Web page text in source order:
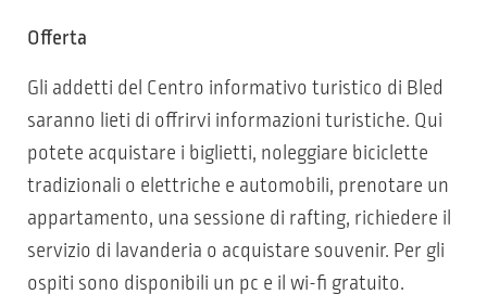
Offerta
Gli addetti del Centro informativo turistico di Bled
saranno lieti di offrirvi informazioni turistiche. Qui
potete acquistare i biglietti, noleggiare biciclette
tradizionali o elettriche e automobili, prenotare un
appartamento, una sessione di rafting, richiedere il
servizio di lavanderia o acquistare souvenir. Per gli
ospiti sono disponibili un pc e il wi-fi gratuito.